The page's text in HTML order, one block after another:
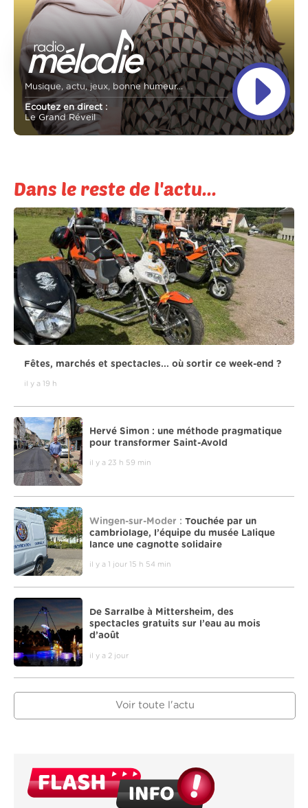
Musique, actu, jeux, bonne humeur...
Ecoutez en direct :
Le Grand Réveil
Dans le reste de l'actu...
Fêtes, marchés et spectacles... où sortir ce week-end ?
il y a 19 h
Hervé Simon : une méthode pragmatique
pour transformer Saint-Avold
il y a 23 h 59 min
Wingen-sur-Moder : Touchée par un
cambriolage, l’équipe du musée Lalique
lance une cagnotte solidaire
il y a 1 jour 15 h 54 min
De Sarralbe à Mittersheim, des
spectacles gratuits sur l’eau au mois
d’août
il y a 2 jour
Voir toute l'actu